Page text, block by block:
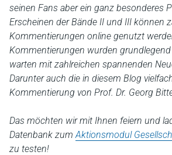
seinen Fans aber ein ganz besonderes
Erscheinen der Bände II und III können
Kommentierungen online genutzt
Kommentierungen wurden
warten mit zahlreichen spannenden
Darunter auch die in diesem Blog
Kommentierung von Prof. Dr. Georg
Das möchten wir mit Ihnen feiern und
Datenbank zumAktionsmodul
zu testen!